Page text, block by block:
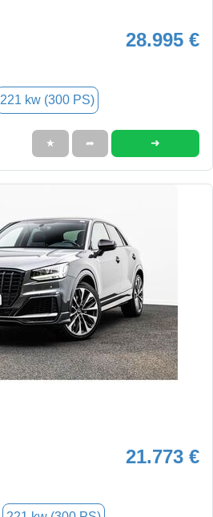
28.995 €
221 kw (300 PS)
★ ➦ ➜
21.773 €